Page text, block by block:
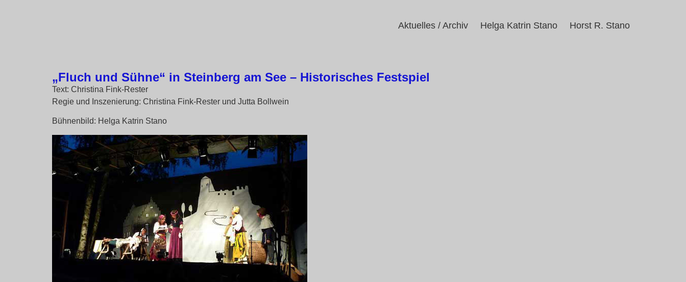
Aktuelles / Archiv Helga Katrin Stano Horst R. Stano
„Fluch und Sühne“ in Steinberg am See – Historisches Festspiel
Text: Christina Fink-Rester
Regie und Inszenierung: Christina Fink-Rester und Jutta Bollwein
Bühnenbild: Helga Katrin Stano